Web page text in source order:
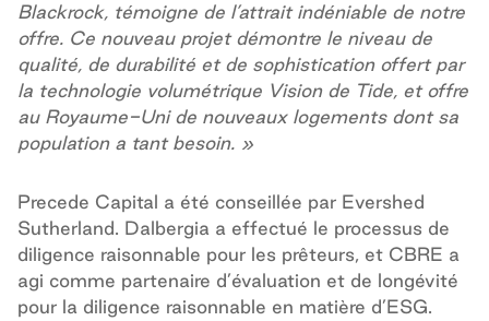
Blackrock, témoigne de l’attrait indéniable de notre
offre. Ce nouveau projet démontre le niveau de
qualité, de durabilité et de sophistication offert par
la technologie volumétrique Vision de Tide, et offre
au Royaume-Uni de nouveaux logements dont sa
population a tant besoin. »
Precede Capital a été conseillée par Evershed
Sutherland. Dalbergia a effectué le processus de
diligence raisonnable pour les prêteurs, et CBRE a
agi comme partenaire d’évaluation et de longévité
pour la diligence raisonnable en matière d’ESG.